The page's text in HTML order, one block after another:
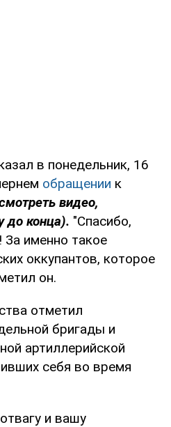
в понедельник, 16
обращении к
видео,
до конца). "Спасибо,
именно такое
оккупантов, которое
он.
отметил
бригады и
артиллерийской
себя во время
и вашу